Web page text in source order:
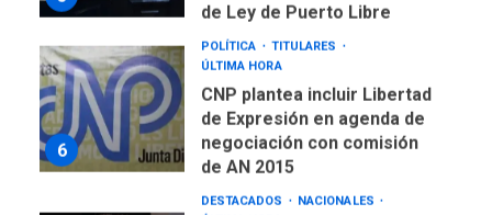
negociación con comisión
de AN 2015
ÚLTIMA HORA
Gobierno nacional y
regional nos respaldaron
desde el primer momento
tras terremotos del 24J